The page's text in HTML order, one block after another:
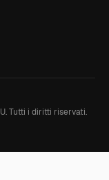
Tutti i diritti riservati.